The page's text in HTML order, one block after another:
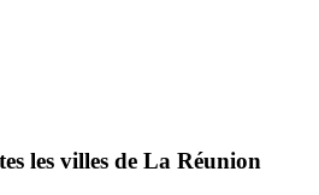
les villes de La Réunion